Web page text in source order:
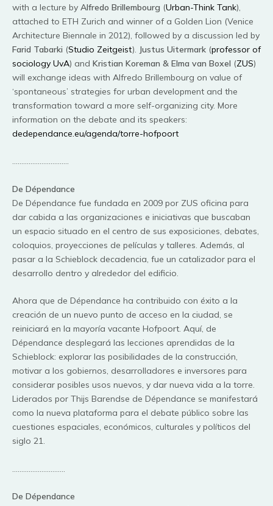
with a lecture by Alfredo Brillembourg (Urban-Think Tank),
attached to ETH Zurich and winner of a Golden Lion (Venice
Architecture Biennale in 2012), followed by a discussion led by
Farid Tabarki (Studio Zeitgeist). Justus Uitermark (professor of
sociology UvA) and Kristian Koreman & Elma van Boxel (ZUS)
will exchange ideas with Alfredo Brillembourg on value of
‘spontaneous’ strategies for urban development and the
transformation toward a more self-organizing city. More
information on the debate and its speakers:
dedependance.eu/agenda/torre-hofpoort
………………………….
De Dépendance
De Dépendance fue fundada en 2009 por ZUS oficina para
dar cabida a las organizaciones e iniciativas que buscaban
un espacio situado en el centro de sus exposiciones, debates,
coloquios, proyecciones de películas y talleres. Además, al
pasar a la Schieblock decadencia, fue un catalizador para el
desarrollo dentro y alrededor del edificio.
Ahora que de Dépendance ha contribuido con éxito a la
creación de un nuevo punto de acceso en la ciudad, se
reiniciará en la mayoría vacante Hofpoort. Aquí, de
Dépendance desplegará las lecciones aprendidas de la
Schieblock: explorar las posibilidades de la construcción,
motivar a los gobiernos, desarrolladores e inversores para
considerar posibles usos nuevos, y dar nueva vida a la torre.
Liderados por Thijs Barendse de Dépendance se manifestará
como la nueva plataforma para el debate público sobre las
cuestiones espaciales, económicos, culturales y políticos del
siglo 21.
………………………..
De Dépendance